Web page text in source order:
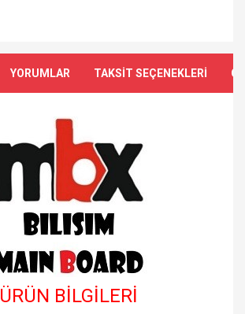
YORUMLAR TAKSİT SEÇENEKLERİ
ÜRÜN BİLGİLERİ